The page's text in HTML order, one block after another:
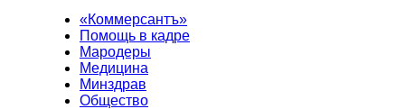
«Коммерсантъ»
Помощь в кадре
Мародеры
Медицина
Минздрав
Общество